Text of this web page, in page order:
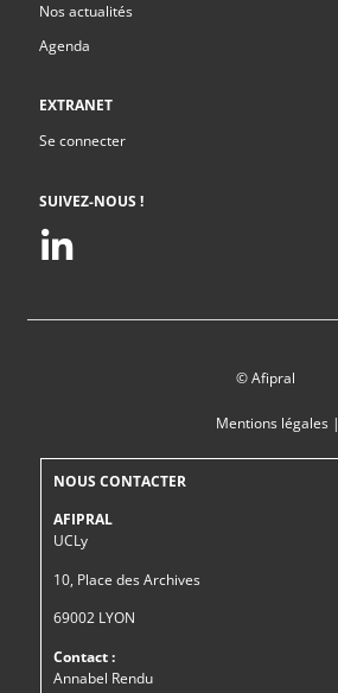
Nos actualités
Agenda
EXTRANET
Se connecter
SUIVEZ-NOUS !
© Afipral
Mentions légales|
NOUS CONTACTER
AFIPRAL
UCLy
10, Place des Archives
69002 LYON
Contact :
Annabel Rendu